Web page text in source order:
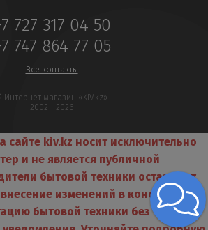
727 317 04 50
747 864 77 05
Все контакты
Интернет магазин «KIV.kz»
2002 - 2026
сайте kiv.kz носит исключительно
и не является публичной
бытовой техники оставляют
изменений в конструкцию,
бытовой техники без